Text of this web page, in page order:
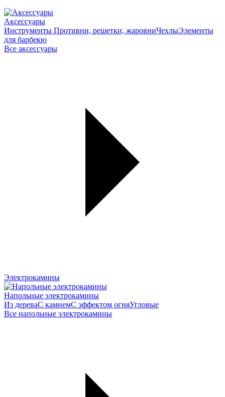
Аксессуары
Инструменты Противни, решетки, жаровниЧехлыЭлементы
для барбекю
Все аксессуары
Электрокамины
Напольные электрокамины
Из дереваС камнемС эффектом огняУгловые
Все напольные электрокамины